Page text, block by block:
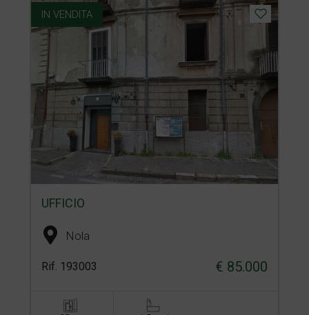
IN VENDITA
UFFICIO
Nola
Rif. 193003 € 85.000